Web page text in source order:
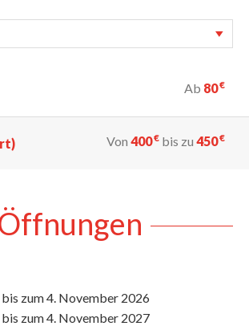
Ab 80€
Von 400€ bis zu 450€
bis zum4. November 2026
bis zum4. November 2027